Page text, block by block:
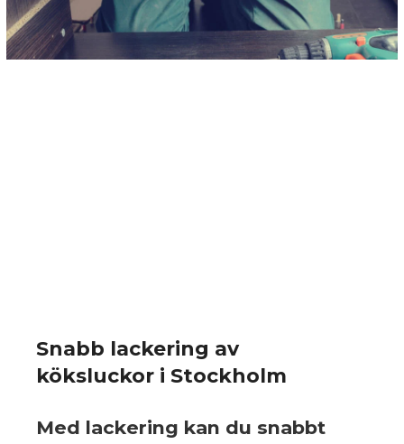
Snabb lackering av
köksluckor i Stockholm
Med lackering kan du snabbt